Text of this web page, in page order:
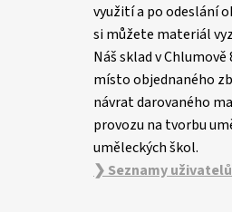
využití a po odeslání
si můžete materiál
Náš sklad v
místo objednaného
návrat darovaného
provozu na tvorbu
uměleckých škol.
❯ Seznamy